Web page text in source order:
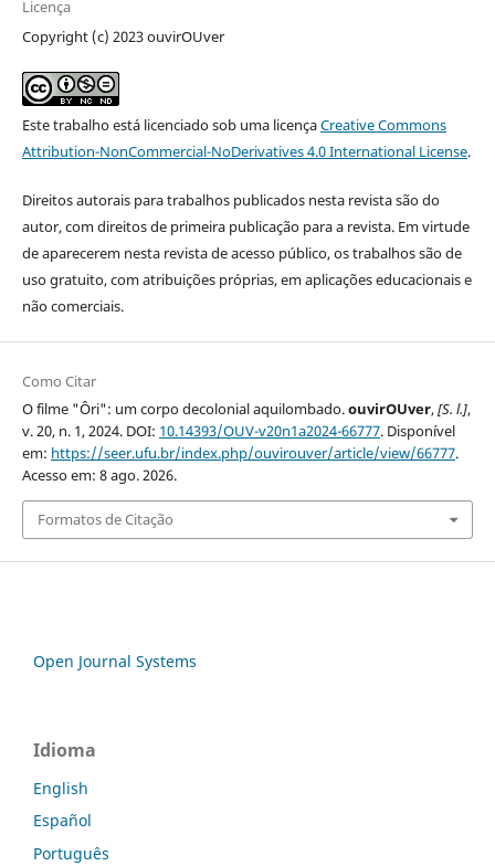
Licença
Copyright (c) 2023 ouvirOUver
Este trabalho está licenciado sob uma licençaCreative Commons
Attribution-NonCommercial-NoDerivatives 4.0 International License.
Direitos autorais para trabalhos publicados nesta revista são do
autor, com direitos de primeira publicação para a revista. Em virtude
de aparecerem nesta revista de acesso público, os trabalhos são de
uso gratuito, com atribuições próprias, em aplicações educacionais e
não comerciais.
Como Citar
O filme "Ôri": um corpo decolonial aquilombado.ouvirOUver,[S. l.],
v. 20, n. 1, 2024. DOI: 10.14393/OUV-v20n1a2024-66777. Disponível
em: https://seer.ufu.br/index.php/ouvirouver/article/view/66777.
Acesso em: 8 ago. 2026.
Formatos de Citação
Open Journal Systems
Idioma
English
Español
Português